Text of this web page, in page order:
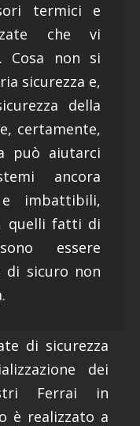
termici e
che vi
Cosa non si
sicurezza e,
della
certamente,
può aiutarci
ancora
imbattibili,
quelli fatti di
essere
di sicuro non
di sicurezza
dei
Ferrai in
è realizzato a